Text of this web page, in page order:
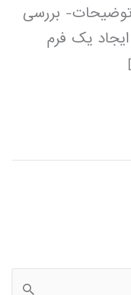
بررسی
یک فرم